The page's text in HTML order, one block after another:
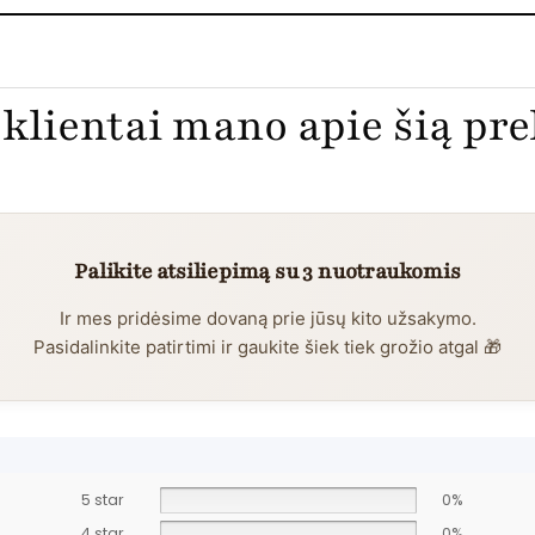
mano apie šią
Palikite atsiliepimą su 3 nuotraukomis
Ir mes pridėsime dovaną prie jūsų kito užsakymo.
Pasidalinkite patirtimi ir gaukite šiek tiek grožio atgal 🎁
5 star
0%